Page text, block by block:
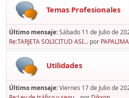
Temas Profesionales
Último mensaje:Sábado 11 de Julio de
Re:TARJETA SOLICITUD ASI... por
Utilidades
Último mensaje:Viernes 17 de Julio de